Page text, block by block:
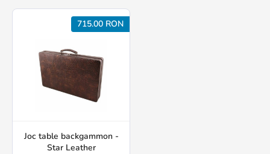
715.00 RON
Joc table backgammon -
Star Leather